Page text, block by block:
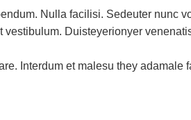
Nulla facilisi. Sedeuter nunc
Duisteyerionyer
Interdum et malesu they